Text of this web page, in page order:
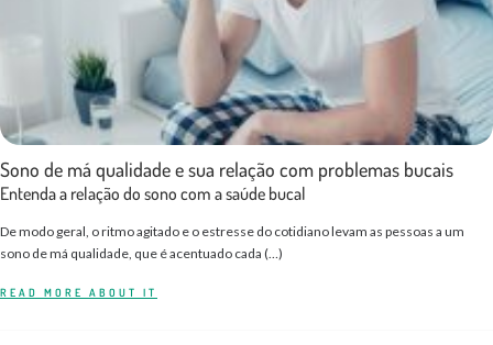
Sono de má qualidade e sua relação com problemas bucais
Entenda a relação do sono com a saúde bucal
De modo geral, o ritmo agitado e o estresse do cotidiano levam as pessoas a um
sono de má qualidade, que é acentuado cada (…)
READ MORE ABOUT IT